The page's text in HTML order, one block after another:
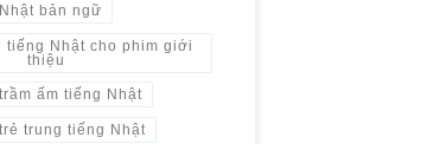
bản ngữ
tiếng Nhật cho phim giới
thiệu
ấm tiếng Nhật
trung tiếng Nhật